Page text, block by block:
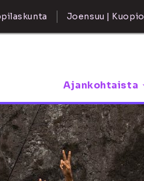
Joensuu | Kuopio
Ajankohtaista